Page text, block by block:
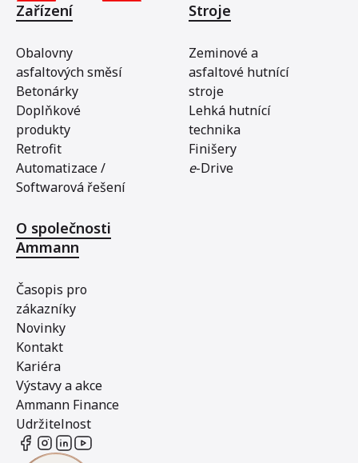
Zařízení
Obalovny
asfaltových směsí
Betonárky
Doplňkové
produkty
Retrofit
Automatizace /
Softwarová řešení
Stroje
Zeminové a
asfaltové hutnící
stroje
Lehká hutnící
technika
Finišery
e-Drive
O společnosti
Ammann
Časopis pro
zákazníky
Novinky
Kontakt
Kariéra
Výstavy a akce
Ammann Finance
Udržitelnost